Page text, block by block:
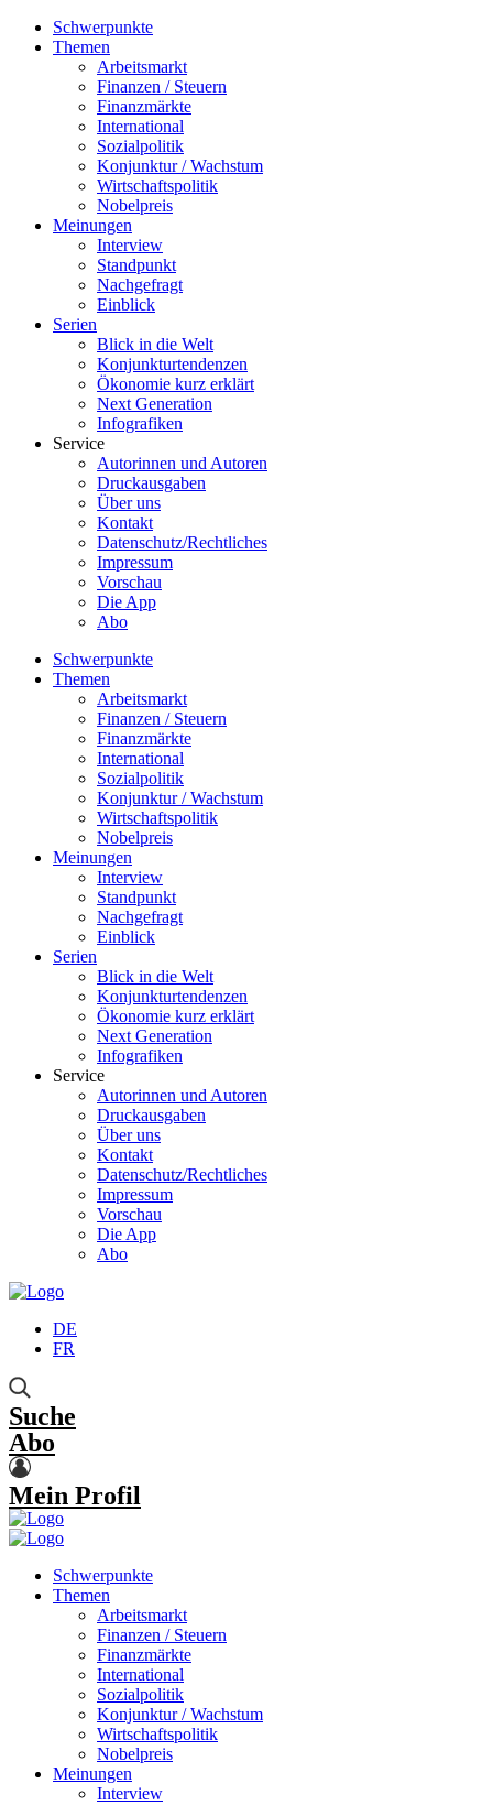
Schwerpunkte
Themen
Arbeitsmarkt
Finanzen / Steuern
Finanzmärkte
International
Sozialpolitik
Konjunktur / Wachstum
Wirtschaftspolitik
Nobelpreis
Meinungen
Interview
Standpunkt
Nachgefragt
Einblick
Serien
Blick in die Welt
Konjunkturtendenzen
Ökonomie kurz erklärt
Next Generation
Infografiken
Service
Autorinnen und Autoren
Druckausgaben
Über uns
Kontakt
Datenschutz/Rechtliches
Impressum
Vorschau
Die App
Abo
Schwerpunkte
Themen
Arbeitsmarkt
Finanzen / Steuern
Finanzmärkte
International
Sozialpolitik
Konjunktur / Wachstum
Wirtschaftspolitik
Nobelpreis
Meinungen
Interview
Standpunkt
Nachgefragt
Einblick
Serien
Blick in die Welt
Konjunkturtendenzen
Ökonomie kurz erklärt
Next Generation
Infografiken
Service
Autorinnen und Autoren
Druckausgaben
Über uns
Kontakt
Datenschutz/Rechtliches
Impressum
Vorschau
Die App
Abo
DE
FR
Suche
Abo
Mein Profil
Schwerpunkte
Themen
Arbeitsmarkt
Finanzen / Steuern
Finanzmärkte
International
Sozialpolitik
Konjunktur / Wachstum
Wirtschaftspolitik
Nobelpreis
Meinungen
Interview